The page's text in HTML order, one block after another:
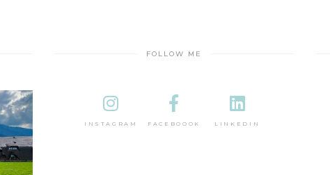
FOLLOW ME
INSTAGRAM FACEBOOOK LINKEDIN